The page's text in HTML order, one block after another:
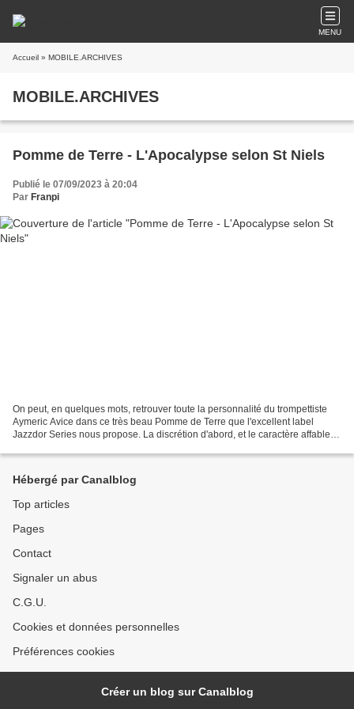
MENU
Accueil » MOBILE.ARCHIVES
MOBILE.ARCHIVES
Pomme de Terre - L'Apocalypse selon St Niels
Publié le 07/09/2023 à 20:04
Par Franpi
On peut, en quelques mots, retrouver toute la personnalité du trompettiste
Aymeric Avice dans ce très beau Pomme de Terre que l'excellent label
Jazzdor Series nous propose. La discrétion d'abord, et le caractère affable.
Hébergé par Canalblog
Top articles
Pages
Contact
Signaler un abus
C.G.U.
Cookies et données personnelles
Préférences cookies
Créer un blog sur Canalblog